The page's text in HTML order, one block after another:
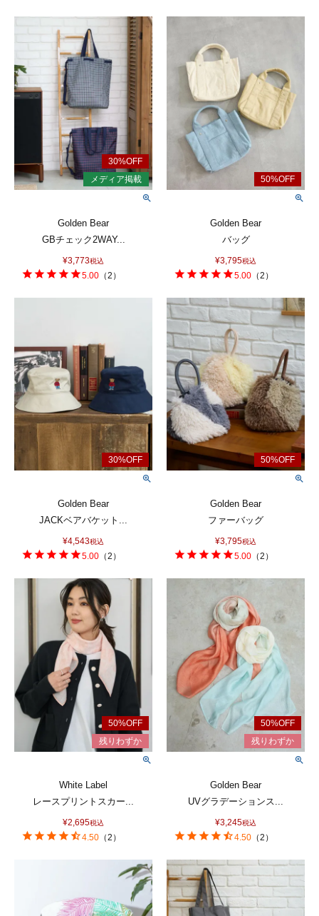
Golden Bear
GBチェック2WAY...
¥3,773税込
5.00 （2 ）
Golden Bear
バッグ
¥3,795税込
5.00 （2 ）
Golden Bear
JACKベアバケット...
¥4,543税込
5.00 （2 ）
Golden Bear
ファーバッグ
¥3,795税込
5.00 （2 ）
White Label
レースプリントスカー...
¥2,695税込
4.50 （2 ）
Golden Bear
UVグラデーションス...
¥3,245税込
4.50 （2 ）